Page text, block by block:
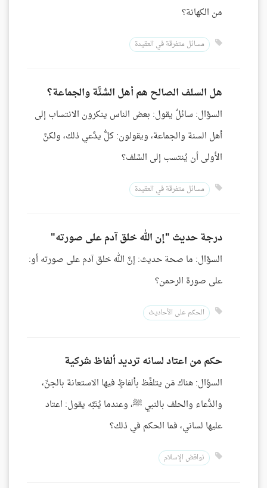
من الكهانة؟
مسائل متفرقة في العقيدة
هل السلف الصالح هم أهل السُّنَّة والجماعة؟
السؤال: سائلٌ يقول: بعض الناس ينكرون الانتساب إلى
أهل السنة والجماعة، ويقولون: كلُّ يدَّعي ذلك، ولكنَّ
الأولى أن يُنتسب إلى السَّلف؟
مسائل متفرقة في العقيدة
درجة حديث "إن الله خلق آدم على صورته"
السؤال: ما صحة حديث: إنَّ الله خلق آدم على صورته أو:
على صورة الرحمن؟
الحكم على الأحاديث
حكم من اعتاد لسانه ترديد ألفاظ شركية
السؤال: هناك مَن يتلفَّظ بألفاظٍ فيها الاستعانة بالجنِّ،
والدُّعاء والحلف بالنبي ﷺ، وعندما يُنَبَّه يقول: اعتاد
عليها لساني، فما الحكم في ذلك؟
نواقض الإسلام